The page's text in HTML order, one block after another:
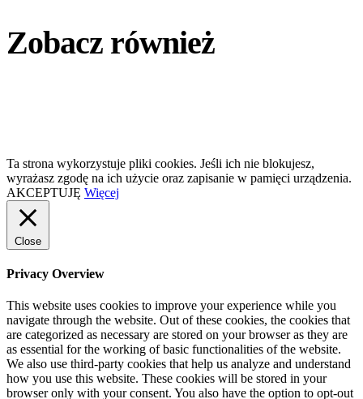
Zobacz również
Ta strona wykorzystuje pliki cookies. Jeśli ich nie blokujesz,
wyrażasz zgodę na ich użycie oraz zapisanie w pamięci urządzenia.
AKCEPTUJĘ Więcej
Close
Privacy Overview
This website uses cookies to improve your experience while you
navigate through the website. Out of these cookies, the cookies that
are categorized as necessary are stored on your browser as they are
as essential for the working of basic functionalities of the website.
We also use third-party cookies that help us analyze and understand
how you use this website. These cookies will be stored in your
browser only with your consent. You also have the option to opt-out